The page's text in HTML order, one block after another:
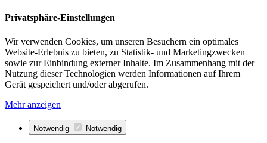
Privatsphäre-Einstellungen
Wir verwenden Cookies, um unseren Besuchern ein optimales
Website-Erlebnis zu bieten, zu Statistik- und Marketingzwecken
sowie zur Einbindung externer Inhalte. Im Zusammenhang mit der
Nutzung dieser Technologien werden Informationen auf Ihrem
Gerät gespeichert und/oder abgerufen.
Mehr anzeigen
Notwendig Notwendig